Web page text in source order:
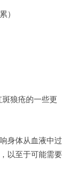
）
狼疮的一些更
身体从血液中过
以至于可能需要